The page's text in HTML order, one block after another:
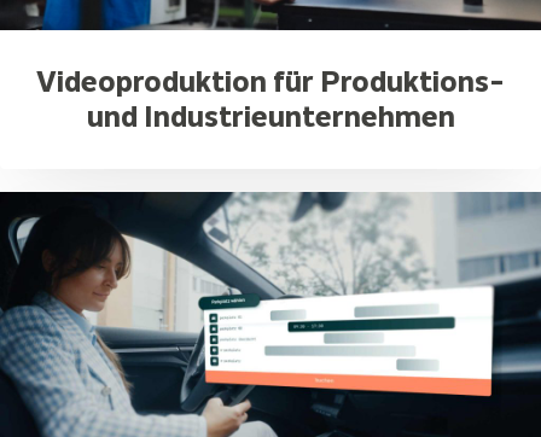
Videoproduktion für Produktions-
und Industrieunternehmen